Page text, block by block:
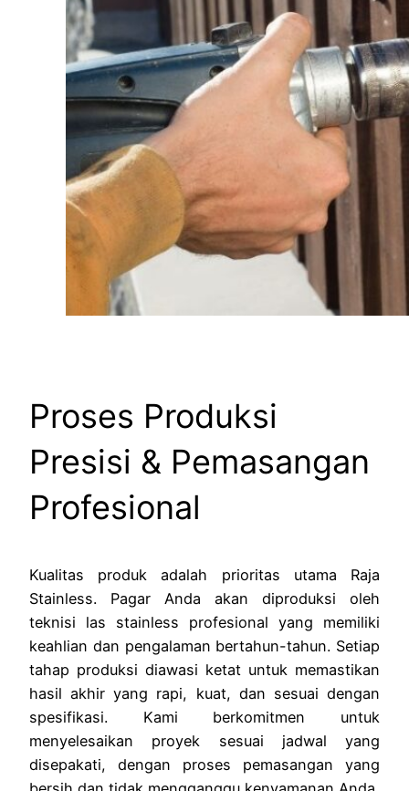
Proses Produksi
Presisi & Pemasangan
Profesional
Kualitas produk adalah prioritas utama Raja
Stainless. Pagar Anda akan diproduksi oleh
teknisi las stainless profesional yang memiliki
keahlian dan pengalaman bertahun-tahun. Setiap
tahap produksi diawasi ketat untuk memastikan
hasil akhir yang rapi, kuat, dan sesuai dengan
spesifikasi. Kami berkomitmen untuk
menyelesaikan proyek sesuai jadwal yang
disepakati, dengan proses pemasangan yang